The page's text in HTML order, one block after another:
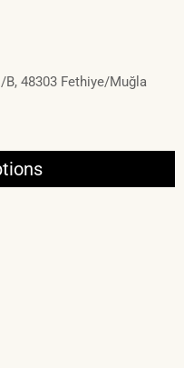
B, 48303 Fethiye/Muğla